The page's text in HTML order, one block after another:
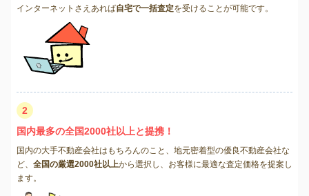
インターネットさえあれば自宅で一括査定を受けることが可能です。
2
国内最多の全国2000社以上と提携！
国内の大手不動産会社はもちろんのこと、地元密着型の優良不動産会社な
ど、 全国の厳選2000社以上から選択し、お客様に最適な査定価格を提案し
ます。